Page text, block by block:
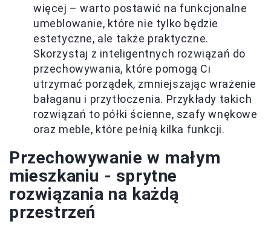
więcej – warto postawić na funkcjonalne
umeblowanie, które nie tylko będzie
estetyczne, ale także praktyczne.
Skorzystaj z inteligentnych rozwiązań do
przechowywania, które pomogą Ci
utrzymać porządek, zmniejszając wrażenie
bałaganu i przytłoczenia. Przykłady takich
rozwiązań to półki ścienne, szafy wnękowe
oraz meble, które pełnią kilka funkcji.
Przechowywanie w małym
mieszkaniu - sprytne
rozwiązania na każdą
przestrzeń